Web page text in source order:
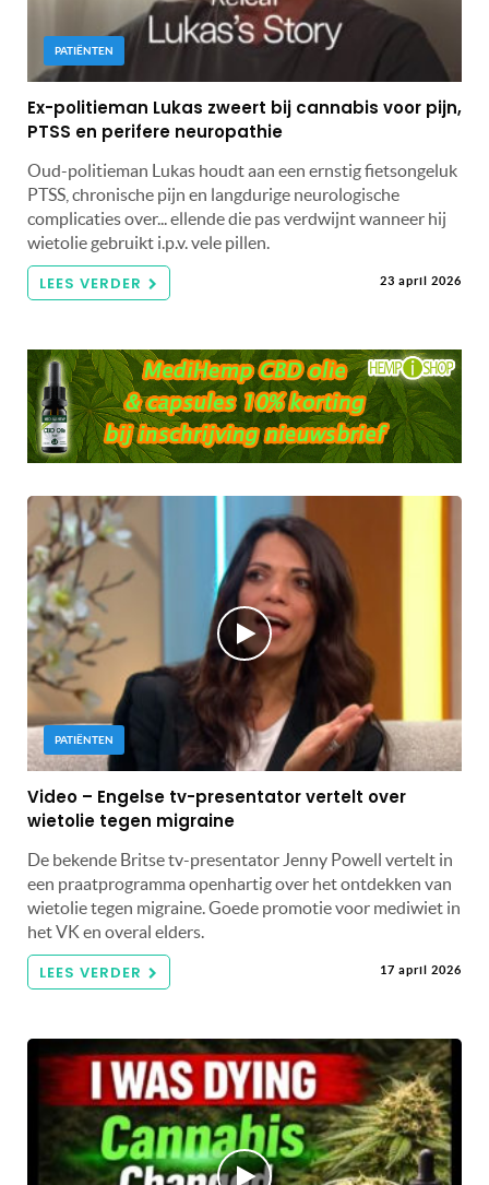
PATIËNTEN
Ex-politieman Lukas zweert bij cannabis voor pijn,
PTSS en perifere neuropathie
Oud-politieman Lukas houdt aan een ernstig fietsongeluk
PTSS, chronische pijn en langdurige neurologische
complicaties over... ellende die pas verdwijnt wanneer hij
wietolie gebruikt i.p.v. vele pillen.
LEES VERDER 23 april 2026
PATIËNTEN
Video – Engelse tv-presentator vertelt over
wietolie tegen migraine
De bekende Britse tv-presentator Jenny Powell vertelt in
een praatprogramma openhartig over het ontdekken van
wietolie tegen migraine. Goede promotie voor mediwiet in
het VK en overal elders.
LEES VERDER 17 april 2026